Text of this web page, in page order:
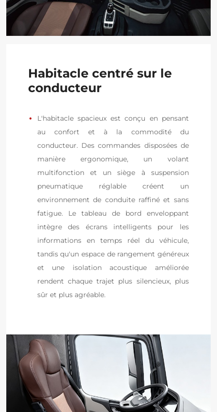
Habitacle centré sur le
conducteur
L'habitacle spacieux est conçu en pensant
au confort et à la commodité du
conducteur. Des commandes disposées de
manière ergonomique, un volant
multifonction et un siège à suspension
pneumatique réglable créent un
environnement de conduite raffiné et sans
fatigue. Le tableau de bord enveloppant
intègre des écrans intelligents pour les
informations en temps réel du véhicule,
tandis qu'un espace de rangement généreux
et une isolation acoustique améliorée
rendent chaque trajet plus silencieux, plus
sûr et plus agréable.